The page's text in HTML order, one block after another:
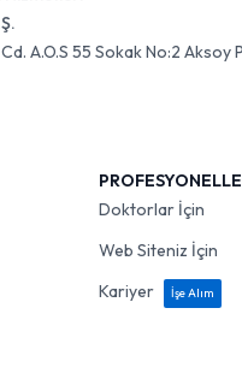
A.O.S 55 Sokak No:2 Aksoy
Doktorlar İçin
Web Siteniz İçin
Kariyer
İşe Alım